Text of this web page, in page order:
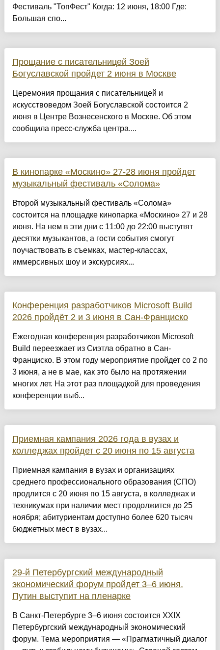
Фестиваль "ТопФест" Когда: 12 июня, 18:00 Где:
Большая спо...
Прощание с писательницей Зоей
Богуславской пройдет 2 июня в Москве
Церемония прощания с писательницей и
искусствоведом Зоей Богуславской состоится 2
июня в Центре Вознесенского в Москве. Об этом
сообщила пресс-служба центра....
В кинопарке «Москино» 27-28 июня пройдет
музыкальный фестиваль «Солома»
Второй музыкальный фестиваль «Солома»
состоится на площадке кинопарка «Москино» 27 и 28
июня. На нем в эти дни с 11:00 до 22:00 выступят
десятки музыкантов, а гости события смогут
поучаствовать в съемках, мастер-классах,
иммерсивных шоу и экскурсиях...
Конференция разработчиков Microsoft Build
2026 пройдёт 2 и 3 июня в Сан-Франциско
Ежегодная конференция разработчиков Microsoft
Build переезжает из Сиэтла обратно в Сан-
Франциско. В этом году мероприятие пройдет со 2 по
3 июня, а не в мае, как это было на протяжении
многих лет. На этот раз площадкой для проведения
конференции выб...
Приемная кампания 2026 года в вузах и
колледжах пройдет с 20 июня по 15 августа
Приемная кампания в вузах и организациях
среднего профессионального образования (СПО)
продлится с 20 июня по 15 августа, в колледжах и
техникумах при наличии мест продолжится до 25
ноября; абитуриентам доступно более 620 тысяч
бюджетных мест в вузах...
29-й Петербургский международный
экономический форум пройдет 3–6 июня.
Путин выступит на пленарке
В Санкт-Петербурге 3–6 июня состоится XXIX
Петербургский международный экономический
форум. Тема мероприятия — «Прагматичный диалог